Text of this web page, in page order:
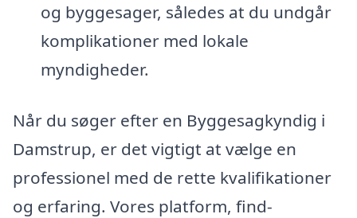
og byggesager, således at du undgår
komplikationer med lokale
myndigheder.
Når du søger efter en Byggesagkyndig i
Damstrup, er det vigtigt at vælge en
professionel med de rette kvalifikationer
og erfaring. Vores platform, find-